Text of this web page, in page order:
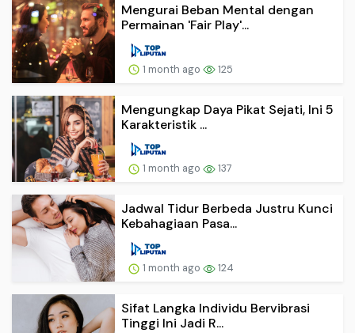
Mengurai Beban Mental dengan
Permainan 'Fair Play'...
1 month ago 125
Mengungkap Daya Pikat Sejati, Ini 5
Karakteristik ...
1 month ago 137
Jadwal Tidur Berbeda Justru Kunci
Kebahagiaan Pasa...
1 month ago 124
Sifat Langka Individu Bervibrasi
Tinggi Ini Jadi R...